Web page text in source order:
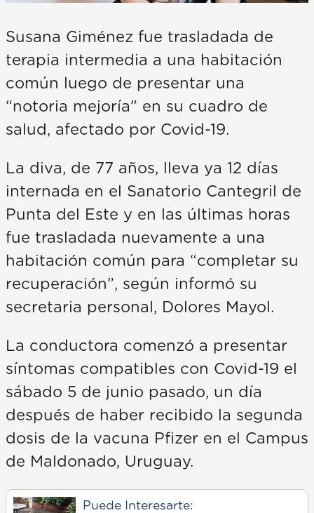
Susana Giménez fue trasladada de
terapia intermedia a una habitación
común luego de presentar una
“notoria mejoría” en su cuadro de
salud, afectado por Covid-19.
La diva, de 77 años, lleva ya 12 días
internada en el Sanatorio Cantegril de
Punta del Este y en las últimas horas
fue trasladada nuevamente a una
habitación común para “completar su
recuperación”, según informó su
secretaria personal, Dolores Mayol.
La conductora comenzó a presentar
síntomas compatibles con Covid-19 el
sábado 5 de junio pasado, un día
después de haber recibido la segunda
dosis de la vacuna Pfizer en el Campus
de Maldonado, Uruguay.
Puede Interesarte: